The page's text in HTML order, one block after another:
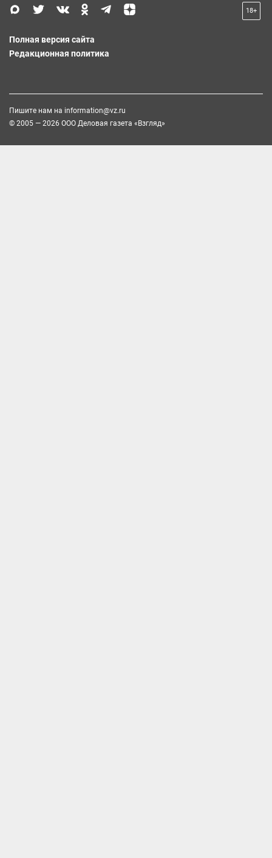
18+
Полная версия сайта
Редакционная политика
Пишите нам на information@vz.ru
© 2005 — 2026 ООО Деловая газета «Взгляд»